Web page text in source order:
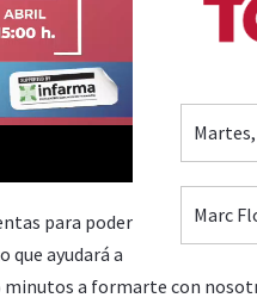
Marc
para poder
ayudará a
a formarte con